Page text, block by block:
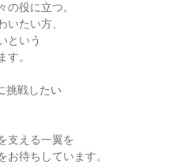
の役に立つ。
いたい方、
という
す。
挑戦したい
支える一翼を
待ちしています。